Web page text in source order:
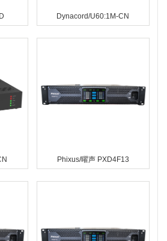
Dynacord/U60:1M-CN
Phixus/曜声 PXD4F13